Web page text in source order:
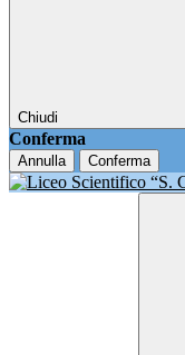
Chiudi
Conferma
Annulla Conferma